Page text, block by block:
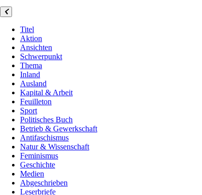
Titel
Aktion
Ansichten
Schwerpunkt
Thema
Inland
Ausland
Kapital & Arbeit
Feuilleton
Sport
Politisches Buch
Betrieb & Gewerkschaft
Antifaschismus
Natur & Wissenschaft
Feminismus
Geschichte
Medien
Abgeschrieben
Leserbriefe